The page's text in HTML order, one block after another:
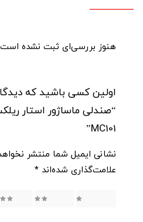
هنوز بررسی‌ای ثبت نشده
اولین کسی باشید که
MC101”
نشانی ایمیل شما منتشر
علامت‌گذاری شده‌اند *